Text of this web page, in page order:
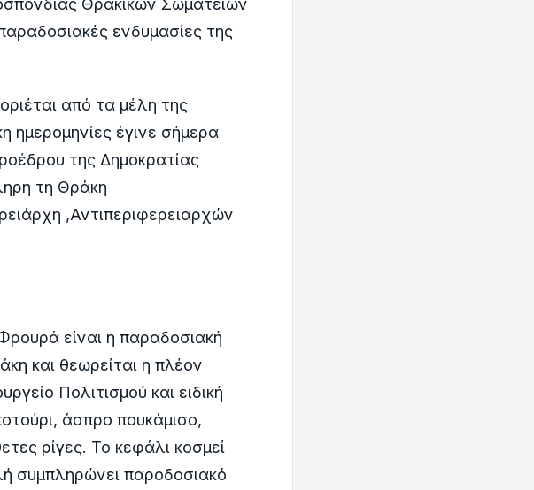
ενδυμασίες της
από τα μέλη της
ημερομηνίες έγινε σήμερα
της Δημοκρατίας
τη Θράκη
,Αντιπεριφερειαρχών
είναι η παραδοσιακή
και θεωρείται η πλέον
Πολιτισμού και ειδική
άσπρο πουκάμισο,
ρίγες. Το κεφάλι κοσμεί
συμπληρώνει παροδοσιακό